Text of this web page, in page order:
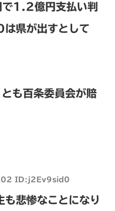
1.2億円支払い判
県が出すとして
も百条委員会が賠
ID:j2Ev9sid0
悲惨なことになり